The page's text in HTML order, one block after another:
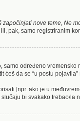
započinjati nove teme Ne
pak, samo registriranim
određeno
da se “u postu
[npr. ako je u
bi svakako trebao/la